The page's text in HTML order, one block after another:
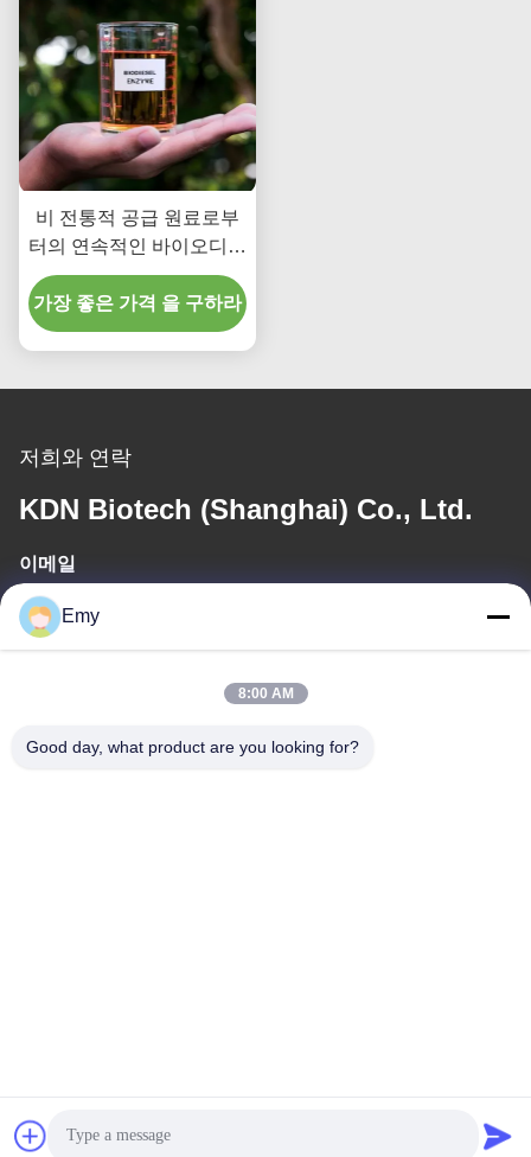
비 전통적 공급 원료로부
터의 연속적인 바이오디젤
생산을 위한 고정 리파아
제 효소
가장 좋은 가격 을 구하라
저희와 연락
KDN Biotech (Shanghai) Co., Ltd.
이메일
panxy@vlandgroup.com
우리 주소
개인정보 보호 정책
Emy
8:00 AM
Good day, what product are you looking for?